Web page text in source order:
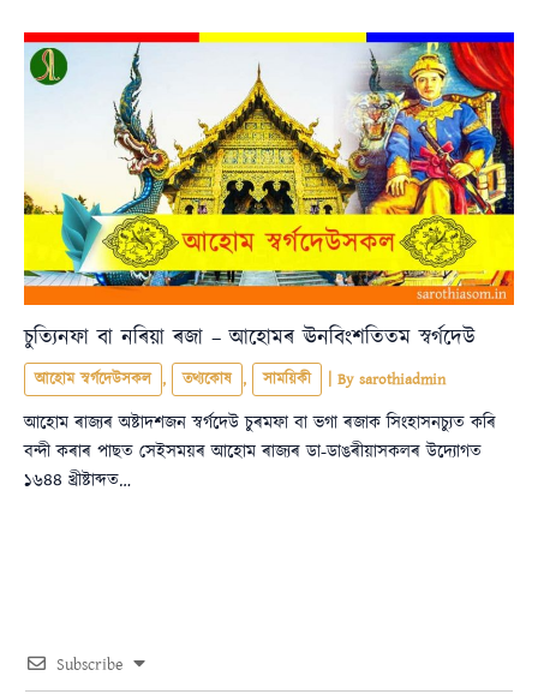
চুত্যিনফা বা নৰিয়া ৰজা – আহোমৰ ঊনবিংশতিতম স্বৰ্গদেউ
আহোম স্বৰ্গদেউসকল , তথ্যকোষ , সাময়িকী | By sarothiadmin
আহোম ৰাজ্যৰ অষ্টাদশজন স্বৰ্গদেউ চুৰমফা বা ভগা ৰজাক সিংহাসনচ্যুত কৰি
বন্দী কৰাৰ পাছত সেইসময়ৰ আহোম ৰাজ্যৰ ডা-ডাঙৰীয়াসকলৰ উদ্যোগত
১৬৪৪ খ্ৰীষ্টাব্দত…
Subscribe